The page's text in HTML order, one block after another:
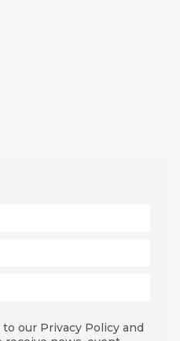
our Privacy Policy and